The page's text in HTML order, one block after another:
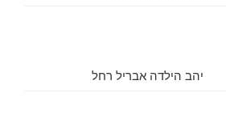
יהב הילדה אבריל רחל